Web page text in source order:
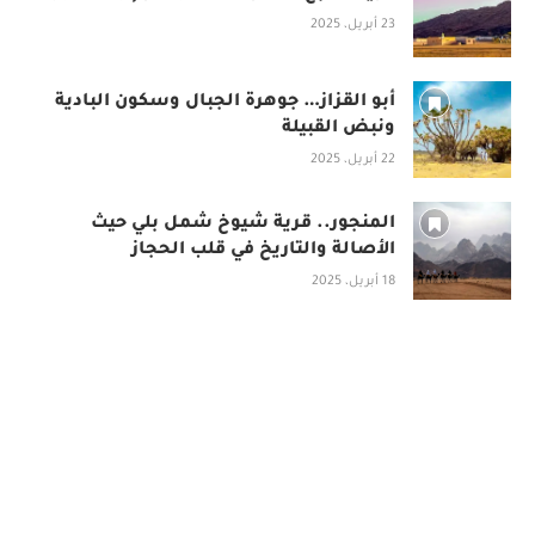
23 أبريل، 2025
أبو القزاز… جوهرة الجبال وسكون البادية
ونبض القبيلة
22 أبريل، 2025
المنجور.. قرية شيوخ شمل بلي حيث
الأصالة والتاريخ في قلب الحجاز
18 أبريل، 2025